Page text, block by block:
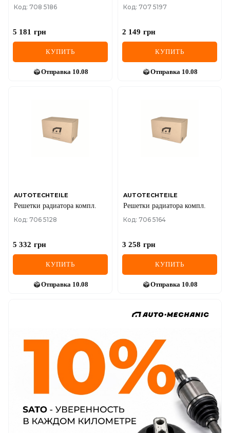
SSANGYONG
SUZUKI
TESLA
Код: 708 5186
5 181 грн
КУПИТЬ
Отправка 10.08
Код: 707 5197
2 149 грн
КУПИТЬ
Отправка 10.08
AUTOTECHTEILE
Решетки радиатора компл.
Код: 706 5128
5 332 грн
КУПИТЬ
Отправка 10.08
AUTOTECHTEILE
Решетки радиатора компл.
Код: 706 5164
3 258 грн
КУПИТЬ
Отправка 10.08